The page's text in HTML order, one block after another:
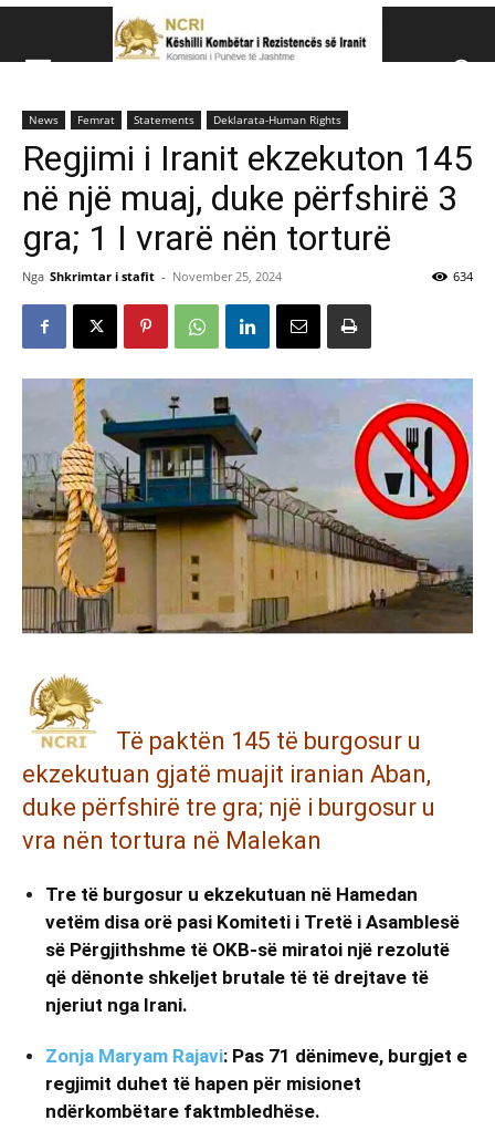
Këshillit Kombëtar të Rezistencës së Iranit (NCRI)
News Femrat Statements Deklarata-Human Rights
Regjimi i Iranit ekzekuton 145
në një muaj, duke përfshirë 3
gra; 1 I vrarë nën torturë
Nga Shkrimtar i stafit - November 25, 2024 634
Të paktën 145 të burgosur u
ekzekutuan gjatë muajit iranian Aban,
duke përfshirë tre gra; një i burgosur u
vra nën tortura në Malekan
Tre të burgosur u ekzekutuan në Hamedan
vetëm disa orë pasi Komiteti i Tretë i Asamblesë
së Përgjithshme të OKB-së miratoi një rezolutë
që dënonte shkeljet brutale të të drejtave të
njeriut nga Irani.
Zonja Maryam Rajavi: Pas 71 dënimeve, burgjet e
regjimit duhet të hapen për misionet
ndërkombëtare faktmbledhëse.